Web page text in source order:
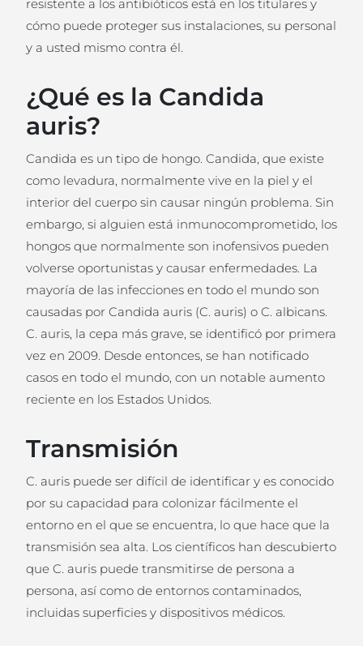
resistente a los antibióticos está en los titulares y
cómo puede proteger sus instalaciones, su personal
y a usted mismo contra él.
¿Qué es la Candida
auris?
Candida es un tipo de hongo. Candida, que existe
como levadura, normalmente vive en la piel y el
interior del cuerpo sin causar ningún problema. Sin
embargo, si alguien está inmunocomprometido, los
hongos que normalmente son inofensivos pueden
volverse oportunistas y causar enfermedades. La
mayoría de las infecciones en todo el mundo son
causadas por Candida auris (C. auris) o C. albicans.
C. auris, la cepa más grave, se identificó por primera
vez en 2009. Desde entonces, se han notificado
casos en todo el mundo, con un notable aumento
reciente en los Estados Unidos.
Transmisión
C. auris puede ser difícil de identificar y es conocido
por su capacidad para colonizar fácilmente el
entorno en el que se encuentra, lo que hace que la
transmisión sea alta. Los científicos han descubierto
que C. auris puede transmitirse de persona a
persona, así como de entornos contaminados,
incluidas superficies y dispositivos médicos.